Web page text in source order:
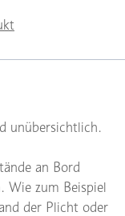
unübersichtlich.
an Bord
Wie zum Beispiel
der Plicht oder